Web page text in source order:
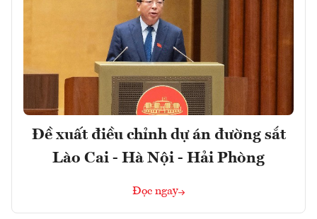
Đề xuất điều chỉnh dự án đường sắt
Lào Cai - Hà Nội - Hải Phòng
Đọc ngay